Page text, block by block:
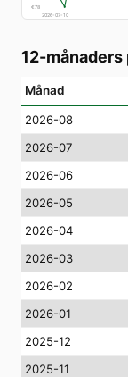
€78
2026-07-10
12-
Månad
2026-08
2026-07
2026-06
2026-05
2026-04
2026-03
2026-02
2026-01
2025-12
2025-11